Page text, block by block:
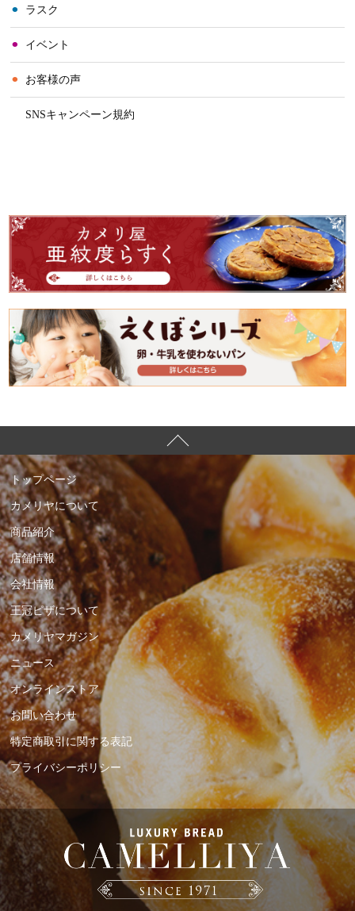
⚫︎ ラスク
⚫︎ イベント
⚫︎ お客様の声
SNSキャンペーン規約
トップページ
カメリヤについて
商品紹介
店舗情報
会社情報
王冠ピザについて
カメリヤマガジン
ニュース
オンラインストア
お問い合わせ
特定商取引に関する表記
プライバシーポリシー